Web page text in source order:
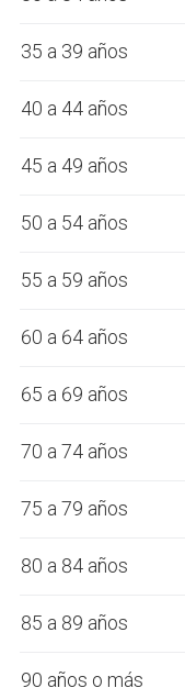
35 a 39 años
40 a 44 años
45 a 49 años
50 a 54 años
55 a 59 años
60 a 64 años
65 a 69 años
70 a 74 años
75 a 79 años
80 a 84 años
85 a 89 años
90 años o más